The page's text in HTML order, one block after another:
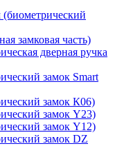
(биометрический
замковая часть)
дверная ручка
замок Smart
замок К06)
замок Y23)
замок Y12)
замок DZ